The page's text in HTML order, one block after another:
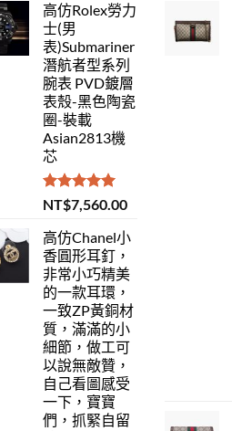
高仿Rolex勞力
士(男
表)Submariner
潛航者型系列
腕表 PVD鍍層
表殼-黑色陶瓷
圈-裝載
Asian2813機
芯
評分 5.00
滿分 5
NT$7,560.00
高仿Chanel小
香圓形耳釘，
非常小巧精美
的一款耳環，
一致ZP黃銅材
質，滿滿的小
細節，做工可
以說無敵贊，
自己看圖感受
一下，寶寶
們，抓緊自留